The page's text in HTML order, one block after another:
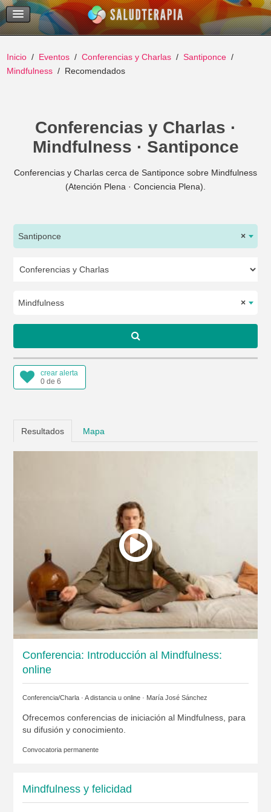
Temas Recientes
Buscar
Inicio Eventos Conferencias y Charlas
Santiponce
Mindfulness
Recomendados
Conferencias y Charlas ·
Mindfulness · Santiponce
Conferencias y Charlas cerca de Santiponce sobre Mindfulness
(Atención Plena · Conciencia Plena).
×
Santiponce
×
Mindfulness
crear alerta
0 de 6
Resultados Mapa
Conferencia: Introducción al Mindfulness:
online
Conferencia/Charla · A distancia u online · María José Sánchez
Ofrecemos conferencias de iniciación al Mindfulness, para
su difusión y conocimiento.
Convocatoria permanente
Mindfulness y felicidad